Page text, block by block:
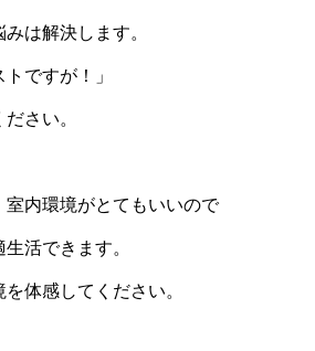
は解決します。
ですが！」
さい。
室内環境がとてもいいので
活できます。
体感してください。